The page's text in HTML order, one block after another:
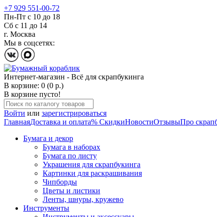
+7 929 551-00-72
Пн-Пт с 10 до 18
Сб с 11 до 14
г. Москва
Мы в соцсетях:
Интернет-магазин - Всё для скрапбукинга
В корзине: 0 (0 р.)
В корзине пусто!
Войти или зарегистрироваться
ГлавнаяДоставка и оплата% СкидкиНовостиОтзывыПро
Бумага и декор
Бумага в наборах
Бумага по листу
Украшения для скрапбукинга
Картинки для раскрашивания
Чипборды
Цветы и листики
Ленты, шнуры, кружево
Инструменты